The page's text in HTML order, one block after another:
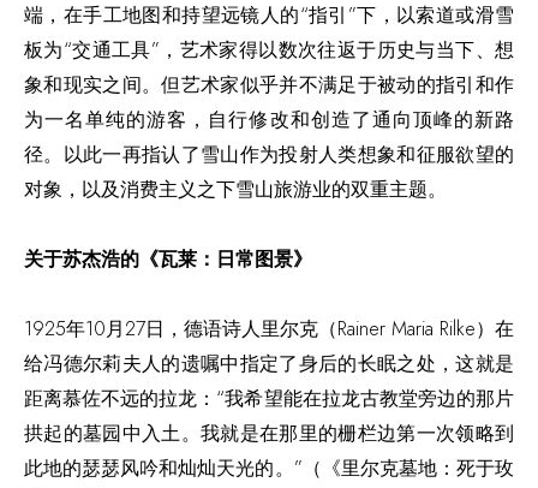
端，在手工地图和持望远镜人的“指引”下，以索道或滑雪
板为“交通工具”，艺术家得以数次往返于历史与当下、想
象和现实之间。但艺术家似乎并不满足于被动的指引和作
为一名单纯的游客，自行修改和创造了通向顶峰的新路
径。以此一再指认了雪山作为投射人类想象和征服欲望的
对象，以及消费主义之下雪山旅游业的双重主题。
关于苏杰浩的《瓦莱：日常图景》
1925年10月27日，德语诗人里尔克（Rainer Maria Rilke）在
给冯德尔莉夫人的遗嘱中指定了身后的长眠之处，这就是
距离慕佐不远的拉龙：“我希望能在拉龙古教堂旁边的那片
拱起的墓园中入土。我就是在那里的栅栏边第一次领略到
此地的瑟瑟风吟和灿灿天光的。”（《里尔克墓地：死于玫